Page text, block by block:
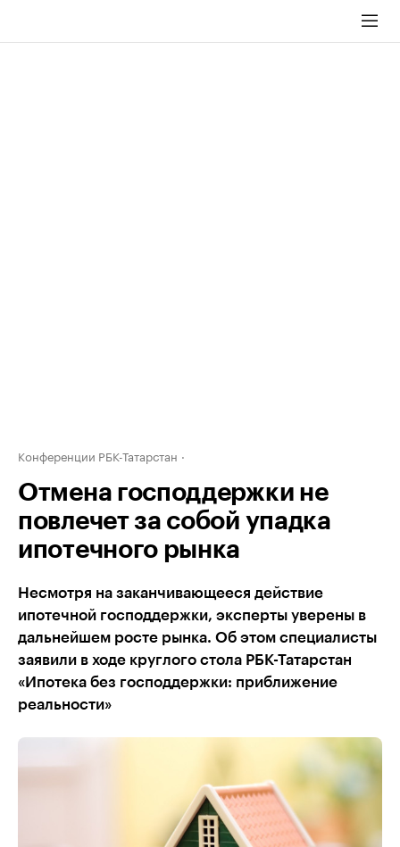
Конференции РБК-Татарстан
Отмена господдержки не
повлечет за собой упадка
ипотечного рынка
Несмотря на заканчивающееся действие
ипотечной господдержки, эксперты уверены в
дальнейшем росте рынка. Об этом специалисты
заявили в ходе круглого стола РБК-Татарстан
«Ипотека без господдержки: приближение
реальности»